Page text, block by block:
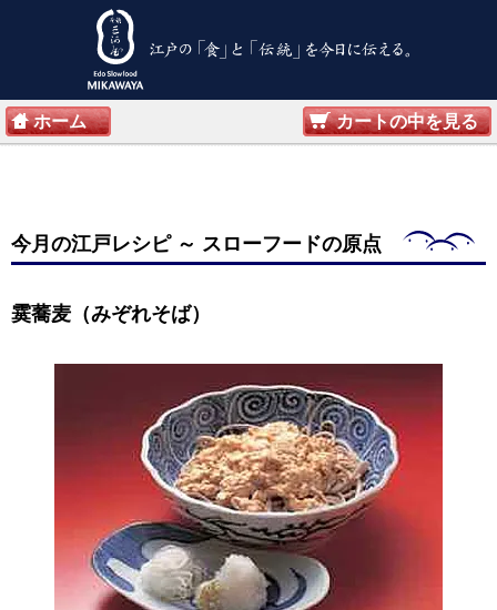
ホーム カートの中を見る
今月の江戸レシピ ～ スローフードの原点
霙蕎麦（みぞれそば）